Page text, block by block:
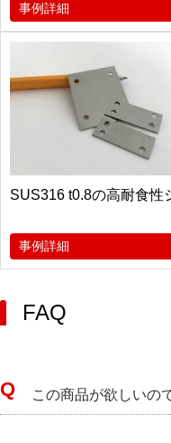
事例詳細
SUS316 t0.8の高耐食性
事例詳細
FAQ
この商品が欲しいの